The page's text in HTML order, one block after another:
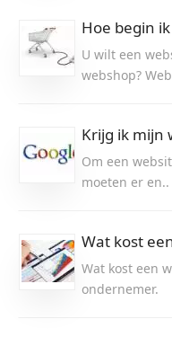
Hoe begin
U wilt een
webshop?
Krijg ik mijn
Om een
moeten er en..
Wat kost
Wat kost een
ondernemer.